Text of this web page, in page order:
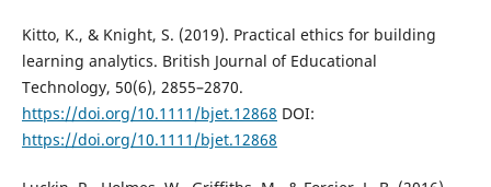
Kitto, K., & Knight, S. (2019). Practical ethics for building
learning analytics. British Journal of Educational
Technology, 50(6), 2855–2870.
https://doi.org/10.1111/bjet.12868 DOI:
https://doi.org/10.1111/bjet.12868